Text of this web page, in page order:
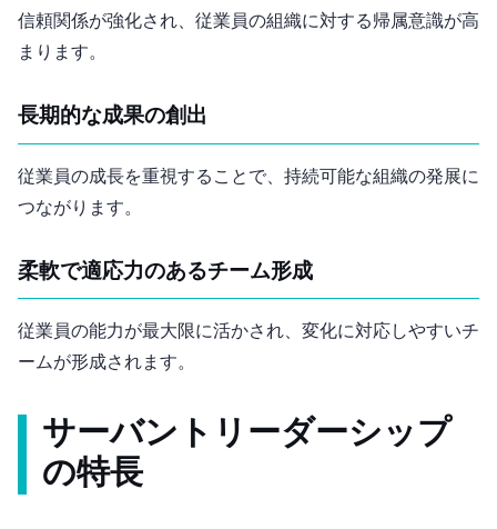
信頼関係が強化され、従業員の組織に対する帰属意識が高
まります。
長期的な成果の創出
従業員の成長を重視することで、持続可能な組織の発展に
つながります。
柔軟で適応力のあるチーム形成
従業員の能力が最大限に活かされ、変化に対応しやすいチ
ームが形成されます。
サーバントリーダーシップ
の特長